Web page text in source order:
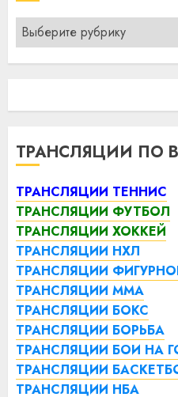
Рубрики
ТРАНСЛЯЦИИ ПО
ТРАНСЛЯЦИИ ТЕННИС
ТРАНСЛЯЦИИ ФУТБОЛ
ТРАНСЛЯЦИИ ХОККЕЙ
ТРАНСЛЯЦИИ НХЛ
ТРАНСЛЯЦИИ
ТРАНСЛЯЦИИ ММА
ТРАНСЛЯЦИИ БОКС
ТРАНСЛЯЦИИ БОРЬБА
ТРАНСЛЯЦИИ БОИ НА
ТРАНСЛЯЦИИ
ТРАНСЛЯЦИИ НБА